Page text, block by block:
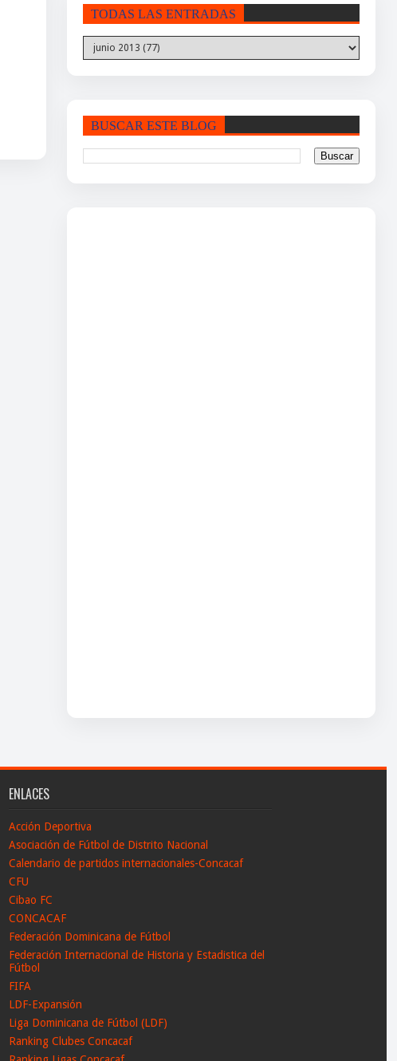
TODAS LAS ENTRADAS
BUSCAR ESTE BLOG
ENLACES
Acción Deportiva
Asociación de Fútbol de Distrito Nacional
Calendario de partidos internacionales-Concacaf
CFU
Cibao FC
CONCACAF
Federación Dominicana de Fútbol
Federación Internacional de Historia y Estadistica del
Fútbol
FIFA
LDF-Expansión
Liga Dominicana de Fútbol (LDF)
Ranking Clubes Concacaf